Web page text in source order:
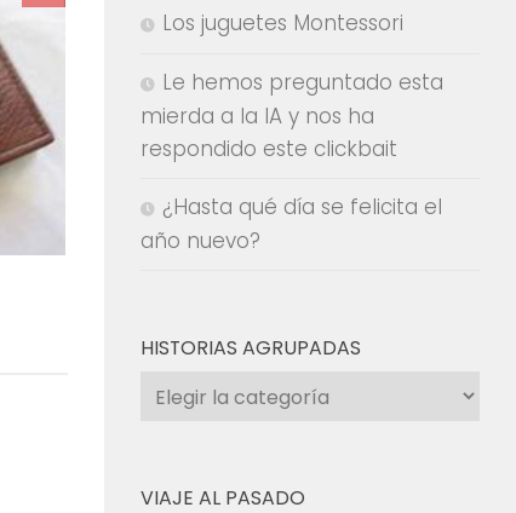
Los juguetes Montessori
Le hemos preguntado esta
mierda a la IA y nos ha
respondido este clickbait
¿Hasta qué día se felicita el
año nuevo?
HISTORIAS AGRUPADAS
Historias
agrupadas
VIAJE AL PASADO